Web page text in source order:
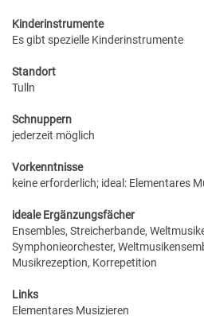
Kinderinstrumente
Es gibt spezielle Kinderinstrumente
Standort
Tulln
Schnuppern
jederzeit möglich
Vorkenntnisse
keine erforderlich; ideal: Elementares
ideale Ergänzungsfächer
Ensembles, Streicherbande,
Symphonieorchester,
Musikrezeption, Korrepetition
Links
Elementares Musizieren